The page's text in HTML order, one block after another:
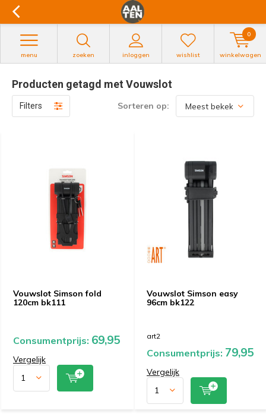
zoeken inloggen
menu wishlist winkelwagen
0
Producten getagd met Vouwslot
Filters Sorteren op:
Vouwslot Simson fold
120cm bk111
Consumentprijs: 69,95
Vergelijk
Vouwslot Simson easy
96cm bk122
art2
Consumentprijs: 79,95
Vergelijk